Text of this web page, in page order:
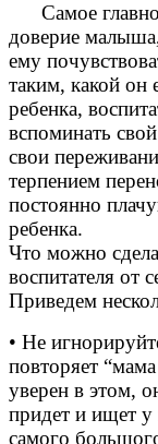
Самое главное
доверие
ему
таким, какой он
ребенка,
вспоминать
свои
терпением
постоянно
ребенка.
Что можно
воспитателя от
Приведем
• Не
повторяет
уверен в этом,
придет и ищет у
самого